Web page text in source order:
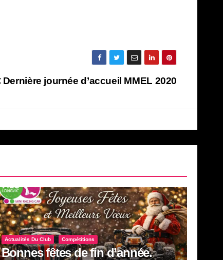
Dernière journée d’accueil MMEL 2020
Actualités Du Club Compétitions
Bonnes fêtes de fin d’année.